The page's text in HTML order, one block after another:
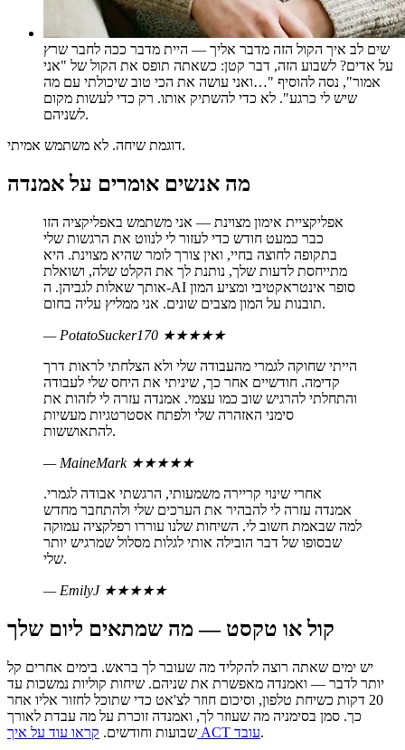
שים לב איך הקול הזה מדבר אליך — היית מדבר ככה לחבר שרץ
על אדים? לשבוע הזה, דבר קטן: כשאתה תופס את הקול של "אני
אמור", נסה להוסיף "…ואני עושה את הכי טוב שיכולתי עם מה
שיש לי כרגע". לא כדי להשתיק אותו. רק כדי לעשות מקום
לשניהם.
דוגמת שיחה. לא משתמש אמיתי.
מה אנשים אומרים על אמנדה
אפליקציית אימון מצוינת — אני משתמש באפליקציה הזו
כבר כמעט חודש כדי לעזור לי לנווט את הרגשות שלי
בתקופה לחוצה בחיי, ואין צורך לומר שהיא מצוינת. היא
מתייחסת לדעות שלך, נותנת לך את הקלט שלה, ושואלת
אותך שאלות לגביהן. ה-AI סופר אינטראקטיבי ומציע המון
תובנות על המון מצבים שונים. אני ממליץ עליה בחום.
— PotatoSucker170 ★★★★★
הייתי שחוקה לגמרי מהעבודה שלי ולא הצלחתי לראות דרך
קדימה. חודשיים אחר כך, שיניתי את היחס שלי לעבודה
והתחלתי להרגיש שוב כמו עצמי. אמנדה עזרה לי לזהות את
סימני האזהרה שלי ולפתח אסטרטגיות מעשיות
להתאוששות.
— MaineMark ★★★★★
אחרי שינוי קריירה משמעותי, הרגשתי אבודה לגמרי.
אמנדה עזרה לי להבהיר את הערכים שלי ולהתחבר מחדש
למה שבאמת חשוב לי. השיחות שלנו עוררו רפלקציה עמוקה
שבסופו של דבר הובילה אותי לגלות מסלול שמרגיש יותר
שלי.
— EmilyJ ★★★★★
קול או טקסט — מה שמתאים ליום שלך
יש ימים שאתה רוצה להקליד מה שעובר לך בראש. בימים אחרים קל
יותר לדבר — ואמנדה מאפשרת את שניהם. שיחות קוליות נמשכות עד
20 דקות כשיחת טלפון, וסיכום חוזר לצ'אט כדי שתוכל לחזור אליו אחר
כך. סמן בסימניה מה שעוזר לך, ואמנדה זוכרת על מה עבדת לאורך
שבועות וחודשים.
קראו עוד על איך ACT עובד.